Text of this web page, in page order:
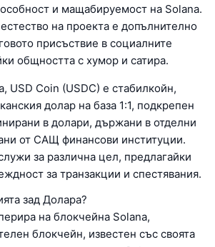
и мащабируемост на Solana.
на проекта е допълнително
присъствие в социалните
общността с хумор и сатира.
USD Coin (USDC) е стабилкойн,
долар на база 1:1, подкрепен
в долари, държани в отделни
от САЩ финансови институции.
за различна цел, предлагайки
за транзакции и спестявания.
зад Долара?
на блокчейна Solana,
блокчейн, известен със своята